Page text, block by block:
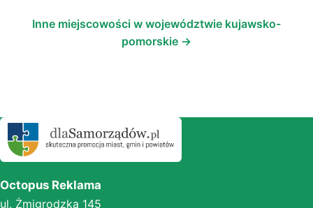
Inne miejscowości w województwie kujawsko-
pomorskie →
Octopus Reklama
ul. Żmigrodzka 145